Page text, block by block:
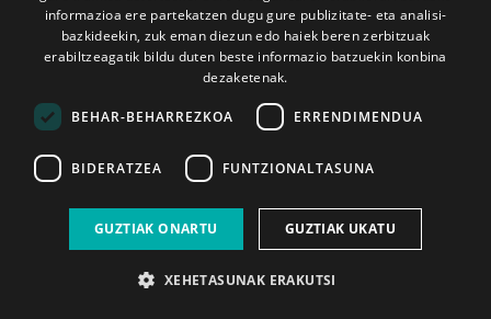
Astro erregearen koroa
agerian
Ikusi programa guztiak
informazioa ere partekatzen dugu gure publizitate- eta analisi-
bazkideekin, zuk eman diezun edo haiek beren zerbitzuak
erabiltzeagatik bildu duten beste informazio batzuekin konbina
dezaketenak.
BEHAR-BEHARREZKOA ERRENDIMENDUA
BIDERATZEA FUNTZIONALTASUNA
GUZTIAK ONARTU GUZTIAK UKATU
XEHETASUNAK ERAKUTSI